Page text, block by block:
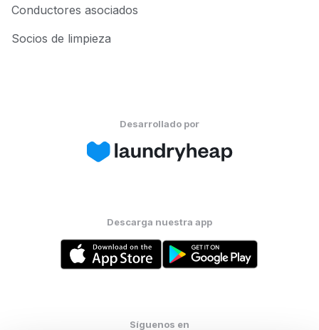
Conductores asociados
Socios de limpieza
Desarrollado por
Descarga nuestra app
Síguenos en